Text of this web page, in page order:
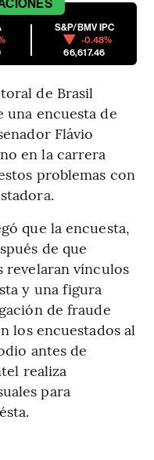
S&P/BMV IPC
-0.48%
66,617.46
de Brasil
encuesta de
Flávio
en la carrera
problemas con
que la encuesta,
de que
revelaran vínculos
y una figura
de fraude
los encuestados al
antes de
realiza
para